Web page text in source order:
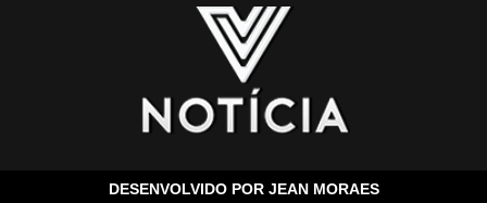
DESENVOLVIDO POR JEAN MORAES